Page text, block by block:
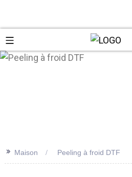
>> Maison Peeling à froid DTF